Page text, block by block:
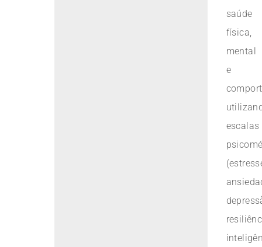
saúde
física,
mental
e
escalas